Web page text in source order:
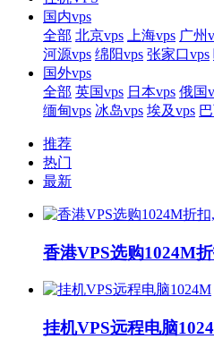
国内vps
全部 北京vps 上海vps 广州
河源vps 绵阳vps 张家口vps
国外vps
全部 英国vps 日本vps 俄国
缅甸vps 冰岛vps 埃及vps
推荐
热门
最新
香港VPS选购1024M
挂机VPS远程电脑